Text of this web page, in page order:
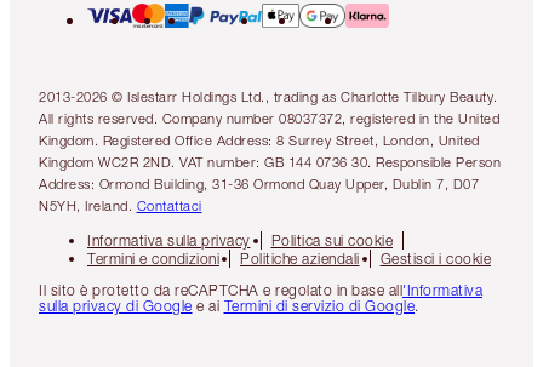
2013-2026 © Islestarr Holdings Ltd., trading as Charlotte Tilbury Beauty.
All rights reserved. Company number 08037372, registered in the United
Kingdom. Registered Office Address: 8 Surrey Street, London, United
Kingdom WC2R 2ND. VAT number: GB 144 0736 30. Responsible Person
Address: Ormond Building, 31-36 Ormond Quay Upper, Dublin 7, D07
N5YH, Ireland. Contattaci
Informativa sulla privacy
Politica sui cookie
Termini e condizioni
Politiche aziendali
Gestisci i cookie
Il sito è protetto da reCAPTCHA e regolato in base all'Informativa
sulla privacy di Google e ai Termini di servizio di Google.